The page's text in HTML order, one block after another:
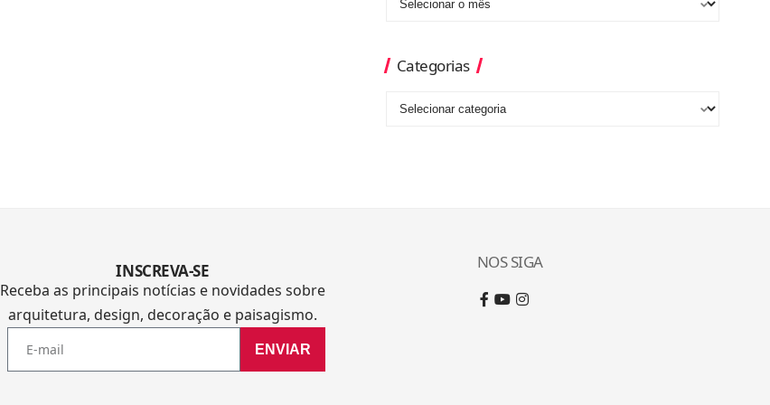
Categorias
INSCREVA-SE
Receba as principais notícias e novidades sobre
arquitetura, design, decoração e paisagismo.
ENVIAR
NOS SIGA